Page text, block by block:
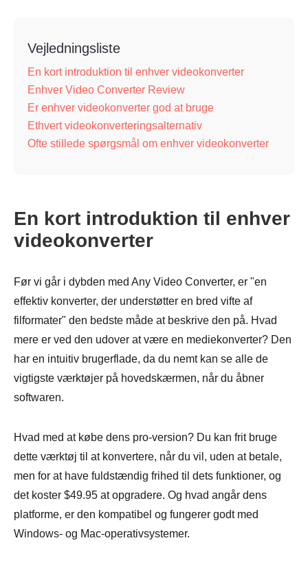
Vejledningsliste
En kort introduktion til enhver videokonverter
Enhver Video Converter Review
Er enhver videokonverter god at bruge
Ethvert videokonverteringsalternativ
Ofte stillede spørgsmål om enhver videokonverter
En kort introduktion til enhver
videokonverter
Før vi går i dybden med Any Video Converter, er "en
effektiv konverter, der understøtter en bred vifte af
filformater" den bedste måde at beskrive den på. Hvad
mere er ved den udover at være en mediekonverter? Den
har en intuitiv brugerflade, da du nemt kan se alle de
vigtigste værktøjer på hovedskærmen, når du åbner
softwaren.
Hvad med at købe dens pro-version? Du kan frit bruge
dette værktøj til at konvertere, når du vil, uden at betale,
men for at have fuldstændig frihed til dets funktioner, og
det koster $49.95 at opgradere. Og hvad angår dens
platforme, er den kompatibel og fungerer godt med
Windows- og Mac-operativsystemer.